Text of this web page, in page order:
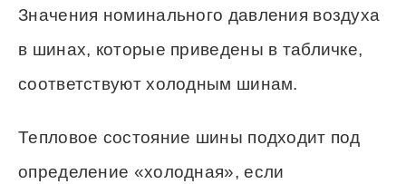
Значения номинального давления воздуха
в шинах, которые приведены в табличке,
соответствуют холодным шинам.
Тепловое состояние шины подходит под
определение «холодная», если